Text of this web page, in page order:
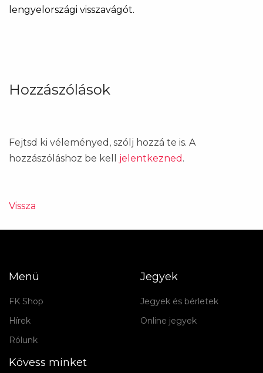
lengyelországi visszavágót.
Hozzászólások
Fejtsd ki véleményed, szólj hozzá te is. A
hozzászóláshoz be kell jelentkezned .
Vissza
Menü
FK Shop
Hírek
Rólunk
Jegyek
Jegyek és bérletek
Online jegyek
Kövess minket